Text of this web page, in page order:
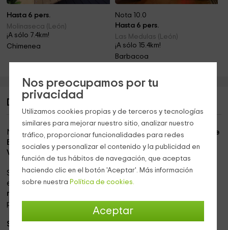
Nos preocupamos por tu
privacidad
Utilizamos cookies propias y de terceros y tecnologías
similares para mejorar nuestro sitio, analizar nuestro
tráfico, proporcionar funcionalidades para redes
sociales y personalizar el contenido y la publicidad en
función de tus hábitos de navegación, que aceptas
haciendo clic en el botón 'Aceptar'. Más información
sobre nuestra Política de cookies.
Aceptar
Hasta 6 pers.
Molinaseca (León)
¡A sólo 7.4km!
Chimenea
Nota 10.0
Hasta 6 pers.
Las Medulas (León)
¡A sólo 15.4km!
Barbacoa
Descripción de La Casona
Nuestro alojamiento se encuentra dentro de lacomarca de
El Bierzo, concretamente en la zona que pertenece a
Villanueva de Valdueza
provincia de León.
Se trata de una vivienda ubicadaen pleno casco urbano
en la que vas a poderdisfrutar mucho de todas las zonas
naturales
panorámica maravillosa.
Se divide en 2 plantas